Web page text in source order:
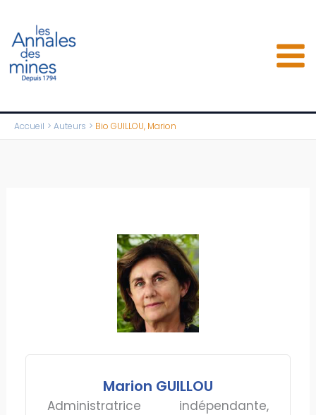
contenu
Accueil Auteurs Bio GUILLOU, Marion
Marion GUILLOU
Administratrice indépendante,